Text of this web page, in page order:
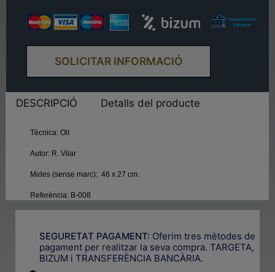
SOLICITAR INFORMACIÓ
DESCRIPCIÓ Detalls del producte
Tècnica: OlI
Autor: R. Vilar
Mides (sense marc): 46 x 27 cm.
Referència: B-008
SEGURETAT PAGAMENT: Oferim tres mètodes de
pagament per realitzar la seva compra. TARGETA,
BIZUM i TRANSFERÈNCIA BANCÀRIA.